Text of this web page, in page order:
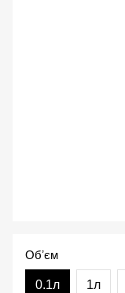
Обʼєм
0.1л 1л